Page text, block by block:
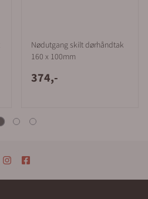
Nødutgang skilt dørhåndtak
160 x 100mm
374,-